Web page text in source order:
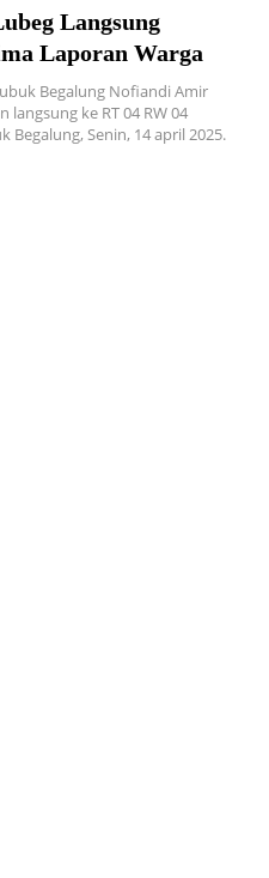
Langsung
Laporan Warga
Begalung Nofiandi Amir
ke RT 04 RW 04
Begalung, Senin, 14 april 2025.